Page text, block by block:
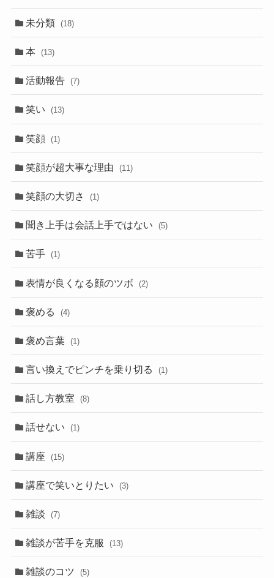
未分類 (18)
本 (13)
活動報告 (7)
笑い (13)
笑顔 (1)
笑顔が超大事な理由 (11)
笑顔の大切さ (1)
聞き上手は会話上手ではない (5)
苦手 (1)
表情が良くなる顔のツボ (2)
褒める (4)
褒め言葉 (1)
言い換えでピンチを乗り切る (1)
話し方教室 (8)
話せない (1)
講座 (15)
講座で笑いとりたい (3)
雑談 (7)
雑談が苦手を克服 (13)
雑談のコツ (5)